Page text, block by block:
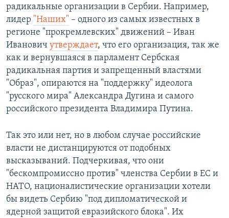
радикальные организации в Сербии. Например,
лидер "Наших" – одного из самых известных в
регионе "прокремлевских" движений – Иван
Иванович утверждает, что его организация, так же
как и вернувшаяся в парламент Сербская
радикальная партия и запрещенный властями
"Образ", опираются на "поддержку" идеолога
"русского мира" Александра Дугина и самого
российского президента Владимира Путина.
Так это или нет, но в любом случае российские
власти не дистанцируются от подобных
высказываний. Подчеркивая, что они
"бескомпромиссно против" членства Сербии в ЕС и
НАТО, националистические организации хотели
бы видеть Сербию "под дипломатической и
ядерной защитой евразийского блока". Их